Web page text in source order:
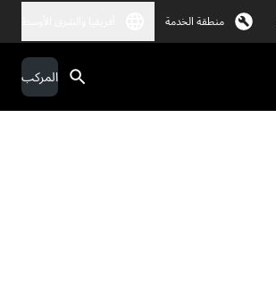
منطقة الخدمة
المركب